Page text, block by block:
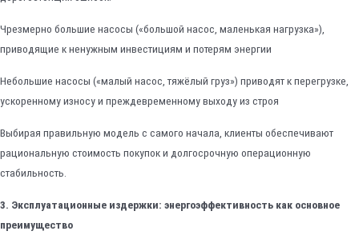
Чрезмерно большие насосы («большой насос, маленькая нагрузка»),
приводящие к ненужным инвестициям и потерям энергии
Небольшие насосы («малый насос, тяжёлый груз») приводят к перегрузке,
ускоренному износу и преждевременному выходу из строя
Выбирая правильную модель с самого начала, клиенты обеспечивают
рациональную стоимость покупок и долгосрочную операционную
стабильность.
3. Эксплуатационные издержки: энергоэффективность как основное
преимущество